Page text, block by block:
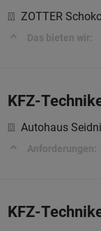
ZOTTER
Das bieten wir:
KFZ-
Autohaus
Anforderungen:
KFZ-